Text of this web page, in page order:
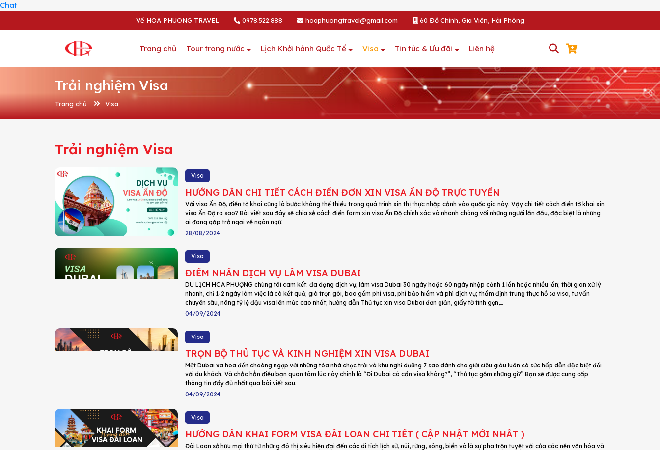
Chat
Về HOA PHUONG TRAVEL 0978.522.888 hoaphuongtravel@gmail.com 60 Đỗ Chính, Gia Viên, Hải Phòng
Trang chủ Tour trong nước Lịch Khởi hành Quốc Tế Visa Tin tức & Ưu đãi Liên hệ
Trải nghiệm Visa
Trang chủ Visa
Trải nghiệm Visa
Visa
HƯỚNG DẪN CHI TIẾT CÁCH ĐIỀN ĐƠN XIN VISA ẤN ĐỘ TRỰC TUYẾN
Với visa Ấn Độ, điền tờ khai cũng là bước không thể thiếu trong quá trình xin thị thực nhập cảnh vào quốc gia này. Vậy chi tiết cách điền tờ khai xin
visa Ấn Độ ra sao? Bài viết sau đây sẽ chia sẻ cách điền form xin visa Ấn Độ chính xác và nhanh chóng với những người lần đầu, đặc biệt là những
ai đang gặp trở ngại về ngôn ngữ.
28/08/2024
Visa
ĐIỂM NHẤN DỊCH VỤ LÀM VISA DUBAI
DU LỊCH HOA PHƯỢNG chúng tôi cam kết: đa dạng dịch vụ; làm visa Dubai 30 ngày hoặc 60 ngày nhập cảnh 1 lần hoặc nhiều lần; thời gian xử lý
nhanh, chỉ 1-2 ngày làm việc là có kết quả; giá trọn gói, bao gồm phí visa, phí bảo hiểm và phí dịch vụ; thẩm định trung thực hồ sơ visa, tư vấn
chuyên sâu, nâng tỷ lệ đậu visa lên mức cao nhất; hướng dẫn Thủ tục xin visa Dubai đơn giản, giấy tờ tinh gọn,…
04/09/2024
Visa
TRỌN BỘ THỦ TỤC VÀ KINH NGHIỆM XIN VISA DUBAI
Một Dubai xa hoa đến choáng ngợp với những tòa nhà chọc trời và khu nghỉ dưỡng 7 sao dành cho giới siêu giàu luôn có sức hấp dẫn đặc biệt đối
với du khách. Và chắc hẳn điều bạn quan tâm lúc này chính là “Đi Dubai có cần visa không?”, “Thủ tục gồm những gì?” Bạn sẽ được cung cấp
thông tin đầy đủ nhất qua bài viết sau.
04/09/2024
Visa
HƯỚNG DẪN KHAI FORM VISA ĐÀI LOAN CHI TIẾT ( CẬP NHẬT MỚI NHẤT )
Đài Loan sở hữu mọi thứ từ những đô thị siêu hiện đại đến các di tích lịch sử, núi, rừng, sông, biển và là sự pha trộn tuyệt vời của các nền văn hóa và